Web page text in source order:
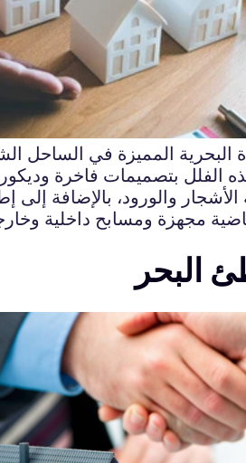
البحرية المميزة في الساحل
الفلل بتصميمات فاخرة
والورود، بالإضافة إلى
مجهزة ومسابح داخلية
البحر